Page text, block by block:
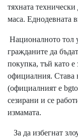
тяхната
маса. Еднодевната
Националното тол
гражданите да
покупка, тъй като
официалния. Става
(официалният е
сезирани и се
измамата.
За да избегнат